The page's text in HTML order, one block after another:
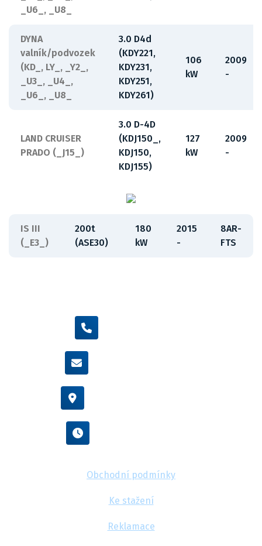
_U6_, _U8_
DYNA
valník/podvozek
(KD_, LY_, _Y2_,
_U3_, _U4_,
_U6_, _U8_
3.0 D4d
(KDY221,
KDY231,
KDY251,
KDY261)
106
kW
2009
-
LAND CRUISER
PRADO (_J15_)
3.0 D-4D
(KDJ150_,
KDJ150,
KDJ155)
127
kW
2009
-
IS III
(_E3_)
200t
(ASE30)
180
kW
2015
-
8AR-
FTS
Obchodní podmínky
Ke stažení
Reklamace